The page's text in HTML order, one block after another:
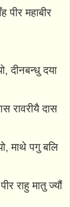
पीर महाबीर
दीनबन्धु दया
रावरीयै दास
माथे पगु बलि
राहु मातु ज्यौं